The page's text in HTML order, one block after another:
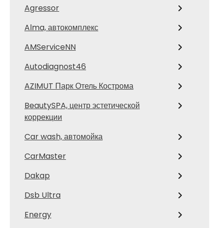
Agressor
Alma, автокомплекс
AMServiceNN
Autodiagnost46
AZIMUT Парк Отель Кострома
BeautySPA, центр эстетической
коррекции
Car wash, автомойка
CarMaster
Dakap
Dsb Ultra
Energy